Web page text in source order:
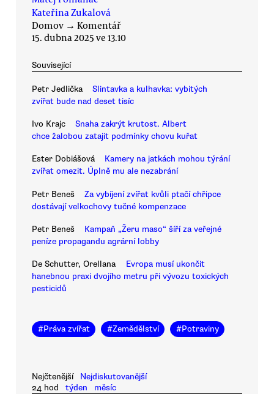
Kateřina Zukalová
Domov → Komentář
15. dubna 2025 ve 13.10
Související
Petr Jedlička
Slintavka a kulhavka: vybitých
zvířat bude nad deset tisíc
Ivo Krajc
Snaha zakrýt krutost. Albert
chce žalobou zatajit podmínky chovu kuřat
Ester Dobiášová
Kamery na jatkách mohou týrání
zvířat omezit. Úplně mu ale nezabrání
Petr Beneš
Za vybíjení zvířat kvůli ptačí chřipce
dostávají velkochovy tučné kompenzace
Petr Beneš
Kampaň „Žeru maso“ šíří za veřejné
peníze propagandu agrární lobby
De Schutter, Orellana
Evropa musí ukončit
hanebnou praxi dvojího metru při vývozu toxických
pesticidů
#Práva zvířat #Zemědělství #Potraviny
Nejčtenější
Nejdiskutovanější
24 hod
týden měsíc